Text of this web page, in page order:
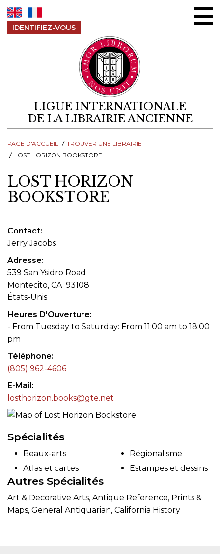
IDENTIFIEZ-VOUS
LIGUE INTERNATIONALE
DE LA LIBRAIRIE ANCIENNE
PAGE D'ACCUEIL
TROUVER UNE LIBRAIRIE
LOST HORIZON BOOKSTORE
LOST HORIZON
BOOKSTORE
Contact
Jerry Jacobs
Adresse
539 San Ysidro Road
Montecito, CA 93108
États-Unis
Heures D'Ouverture
- From Tuesday to Saturday: From 11:00 am to 18:00
pm
Téléphone
(805) 962-4606
E-Mail
losthorizon.books@gte.net
Spécialités
Beaux-arts
Atlas et cartes
Régionalisme
Estampes et dessins
Autres Spécialités
Art & Decorative Arts, Antique Reference, Prints &
Maps, General Antiquarian, California History